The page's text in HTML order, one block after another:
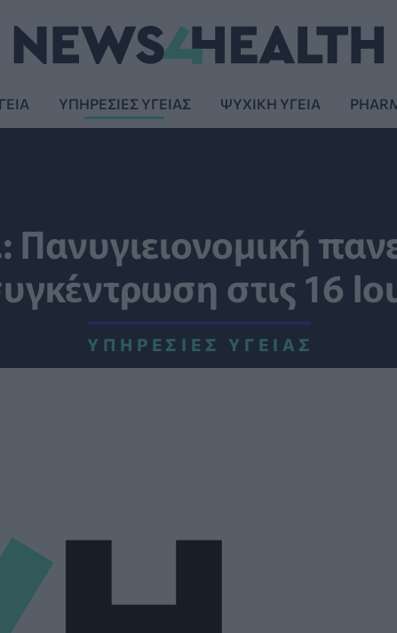
ΥΠΗΡΕΣΙΕΣ ΥΓΕΙΑΣ ΨΥΧΙΚΗ ΥΓΕΙΑ
στις 16
ΥΠΗΡΕΣΊΕΣ ΥΓΕΊΑΣ